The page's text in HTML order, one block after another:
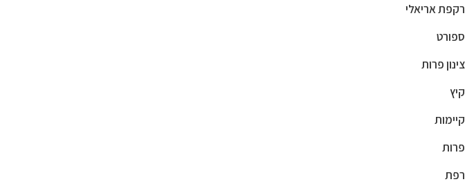
רקפת אריאלי
ספורט
צינון פרות
קיץ
קיימות
פרות
רפת